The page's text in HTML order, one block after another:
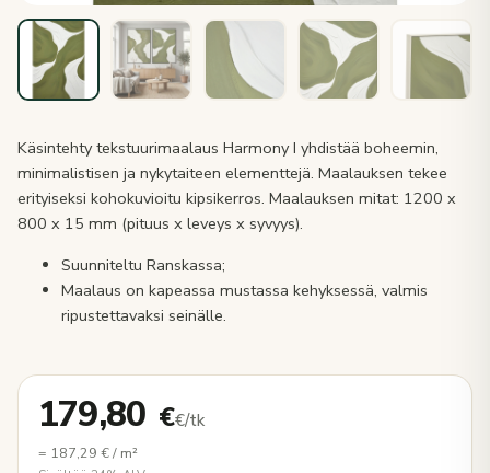
Käsintehty tekstuurimaalaus Harmony I yhdistää boheemin,
minimalistisen ja nykytaiteen elementtejä. Maalauksen tekee
erityiseksi kohokuvioitu kipsikerros. Maalauksen mitat: 1200 x
800 x 15 mm (pituus x leveys x syvyys).
Suunniteltu Ranskassa;
Maalaus on kapeassa mustassa kehyksessä, valmis
ripustettavaksi seinälle.
179,80 €€/tk
= 187,29 €/ m²